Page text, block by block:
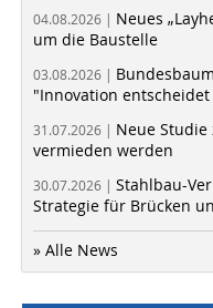
04.08.2026 | Neues
um die Baustelle
03.08.2026 |
"Innovation
31.07.2026 | Neue
vermieden werden
30.07.2026 | Stahlbau-
Strategie für Brücken
» Alle News